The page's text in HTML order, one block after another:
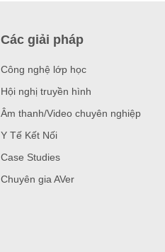
Các giải pháp
Công nghệ lớp học
Hội nghị truyền hình
Âm thanh/Video chuyên nghiệp
Y Tế Kết Nối
Case Studies
Chuyên gia AVer